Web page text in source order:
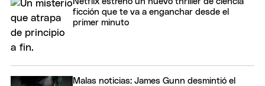
ficción que te va a enganchar desde el
primer minuto
Malas noticias: James Gunn desmintió el